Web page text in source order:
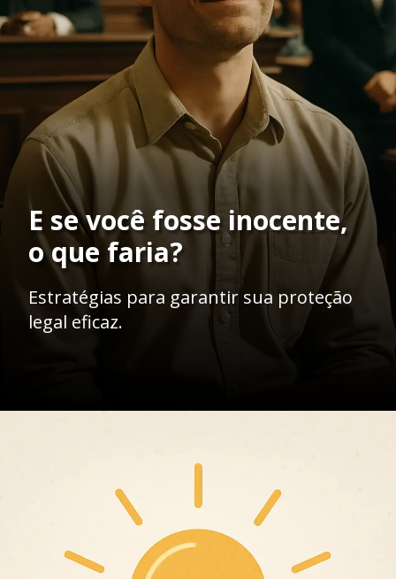
E se você fosse inocente,
o que faria?
Estratégias para garantir sua proteção
legal eficaz.